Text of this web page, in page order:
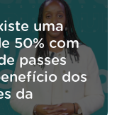
uma
50% com
passes
dos
da